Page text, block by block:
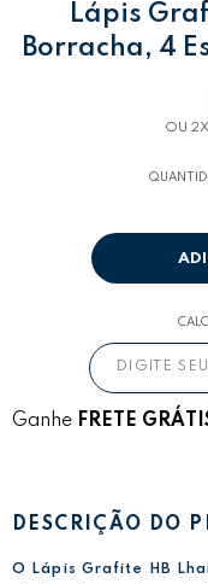
Lápis
Borracha, 4
OU 2X
Ganhe FRETE
DESCRIÇÃO DO
O Lápis Grafite HB